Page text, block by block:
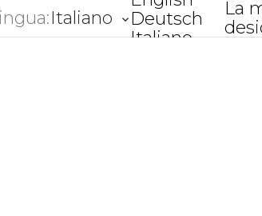
Italiano keyboard_arrow_down Deutsch
Italiano
La